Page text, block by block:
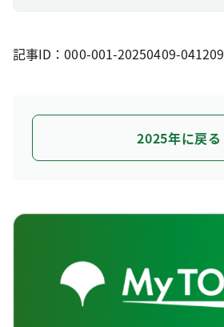
記事ID：000-001-20250409-041209
2025年に戻る